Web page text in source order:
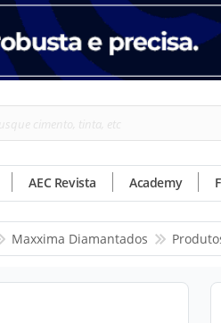
AEC Revista Academy
Maxxima Diamantados